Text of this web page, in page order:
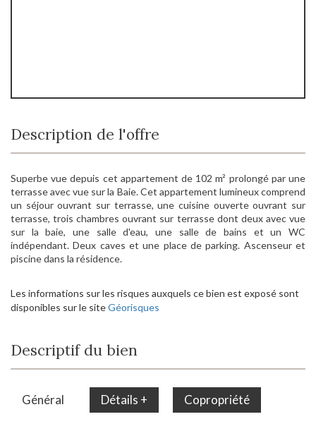
Description de l'offre
Superbe vue depuis cet appartement de 102 m² prolongé par une
terrasse avec vue sur la Baie. Cet appartement lumineux comprend
un séjour ouvrant sur terrasse, une cuisine ouverte ouvrant sur
terrasse, trois chambres ouvrant sur terrasse dont deux avec vue
sur la baie, une salle d'eau, une salle de bains et un WC
indépendant. Deux caves et une place de parking. Ascenseur et
piscine dans la résidence.
Les informations sur les risques auxquels ce bien est exposé sont
disponibles sur le siteGéorisques
Descriptif du bien
Général Détails + Copropriété